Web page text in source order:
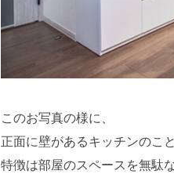
このお写真の様に、
正面に壁があるキッチンのこと
特徴は部屋のスペースを無駄